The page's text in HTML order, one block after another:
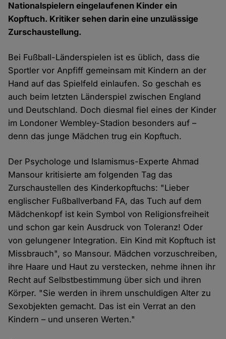
Nationalspielern eingelaufenen Kinder ein
Kopftuch. Kritiker sehen darin eine unzulässige
Zurschaustellung.
Bei Fußball-Länderspielen ist es üblich, dass die
Sportler vor Anpfiff gemeinsam mit Kindern an der
Hand auf das Spielfeld einlaufen. So geschah es
auch beim letzten Länderspiel zwischen England
und Deutschland. Doch diesmal fiel eines der Kinder
im Londoner Wembley-Stadion besonders auf –
denn das junge Mädchen trug ein Kopftuch.
Der Psychologe und Islamismus-Experte Ahmad
Mansour kritisierte am folgenden Tag das
Zurschaustellen des Kinderkopftuchs: "Lieber
englischer Fußballverband FA, das Tuch auf dem
Mädchenkopf ist kein Symbol von Religionsfreiheit
und schon gar kein Ausdruck von Toleranz! Oder
von gelungener Integration. Ein Kind mit Kopftuch ist
Missbrauch", so Mansour. Mädchen vorzuschreiben,
ihre Haare und Haut zu verstecken, nehme ihnen ihr
Recht auf Selbstbestimmung über sich und ihren
Körper. "Sie werden in ihrem unschuldigen Alter zu
Sexobjekten gemacht. Das ist ein Verrat an den
Kindern – und unseren Werten."